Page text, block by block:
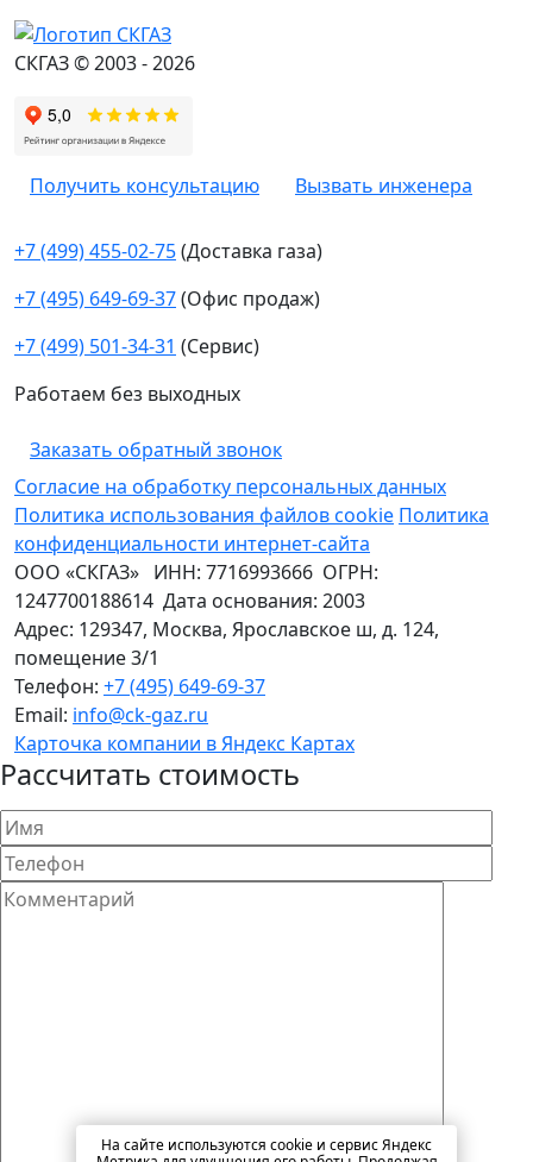
СКГАЗ © 2003 - 2026
Получить консультацию Вызвать инженера
+7 (499) 455-02-75(Доставка газа)
+7 (495) 649-69-37(Офис продаж)
+7 (499) 501-34-31 (Сервис)
Работаем без выходных
Заказать обратный звонок
Согласие на обработку персональных данных
Политика использования файлов cookie Политика
конфиденциальности интернет-сайта
ООО «СКГАЗ» ИНН: 7716993666 ОГРН:
1247700188614 Дата основания: 2003
Адрес: 129347, Москва, Ярославское ш, д. 124,
помещение 3/1
Телефон: +7 (495) 649-69-37
Email: info@ck-gaz.ru
Карточка компании в Яндекс Картах
Рассчитать стоимость
На сайте используются cookie и сервис Яндекс